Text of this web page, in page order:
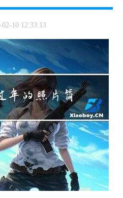
02-10 12:33:13